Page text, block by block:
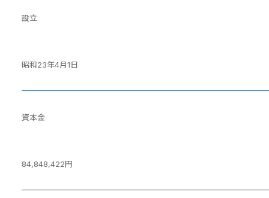
設立
昭和23年4月1日
資本金
84,848,422円